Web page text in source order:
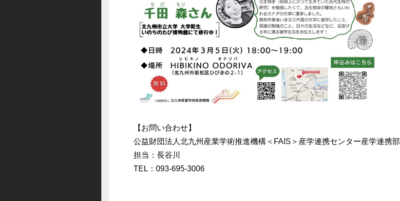
【お問い合わせ】
公益財団法人北九州産業学術推進機構＜FAIS＞産学連携センター産学連携部
担当：長谷川
TEL：093-695-3006